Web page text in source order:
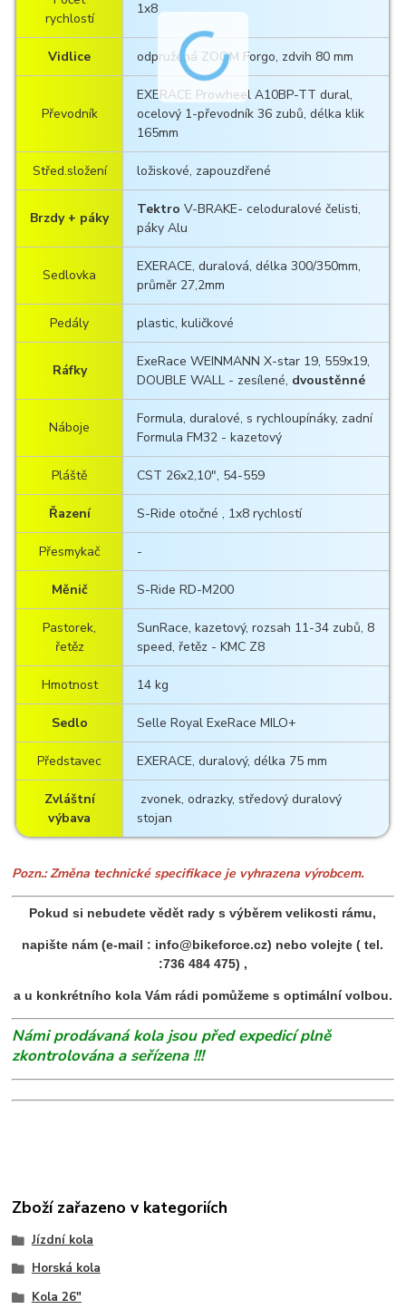
rychlostí
1x8
Vidlice odpružená ZOOM Forgo, zdvih 80 mm
Převodník
EXERACE Prowheel A10BP-TT dural,
ocelový 1-převodník 36 zubů, délka klik
165mm
Střed.složení ložiskové, zapouzdřené
Brzdy + páky
Tektro V-BRAKE- celoduralové čelisti,
páky Alu
Sedlovka
EXERACE, duralová, délka 300/350mm,
průměr 27,2mm
Pedály plastic, kuličkové
Ráfky
ExeRace WEINMANN X-star 19, 559x19,
DOUBLE WALL - zesílené, dvoustěnné
Náboje
Formula, duralové, s rychloupínáky, zadní
Formula FM32 - kazetový
Pláště CST 26x2,10", 54-559
Řazení S-Ride otočné , 1x8 rychlostí
Přesmykač -
Měnič S-Ride RD-M200
Pastorek,
řetěz
SunRace, kazetový, rozsah 11-34 zubů, 8
speed, řetěz - KMC Z8
Hmotnost 14 kg
Sedlo Selle Royal ExeRace MILO+
Představec EXERACE, duralový, délka 75 mm
Zvláštní
výbava
zvonek, odrazky, středový duralový
stojan
Pozn.: Změna technické specifikace je vyhrazena výrobcem.
Pokud si nebudete vědět rady s výběrem velikosti rámu,
napište nám (e-mail : info@bikeforce.cz) nebo volejte ( tel.
:736 484 475) ,
a u konkrétního kola Vám rádi pomůžeme s optimální volbou.
Námi prodávaná kola jsou před expedicí plně
zkontrolována a seřízena !!!
Zboží zařazeno v kategoriích
Jízdní kola
Horská kola
Kola 26"